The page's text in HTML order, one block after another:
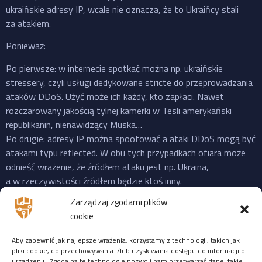
Zarządzaj zgodami plików
cookie
Aby zapewnić jak najlepsze wrażenia, korzystamy z technologii, takich jak
pliki cookie, do przechowywania i/lub uzyskiwania dostępu do informacji o
ukraińskie adresy IP, wcale nie oznacza, że to Ukraińcy stali
za atakiem.
Ponieważ:
Po pierwsze: w internecie spotkać można np. ukraińskie
stressery, czyli usługi dedykowane stricte do przeprowadzania
ataków DDoS. Użyć może ich każdy, kto zapłaci. Nawet
rozczarowany jakością tylnej kamerki w Tesli amerykański
republikanin, nienawidzący Muska…
Po drugie: adresy IP można spoofować a ataki DDoS mogą być
atakami typu reflected. W obu tych przypadkach ofiara może
odnieść wrażenie, że źródłem ataku jest np. Ukraina,
a w rzeczywistości źródłem będzie ktoś inny.
Po trzecie: do ataku na X “przyznała się” propalestyńska grupa
o cudownej nazwie “Mroczna Burza”, która powstała jeszcze
w 2023 i ma na swoim koncie ataki na cele zarówno w US,
Izraelu czy EU. Ale podobnie jak Musk, grupy “hakerskie” też
często mijają się z prawdą, więc niekoniecznie trzeba ufać